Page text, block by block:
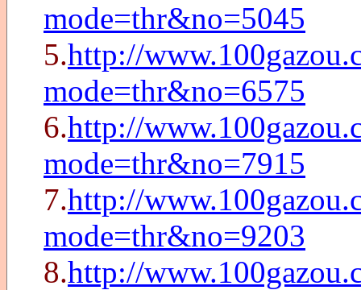
mode=thr&no=5045
5.http://
mode=thr&no=6575
6.http://
mode=thr&no=7915
7.http://
mode=thr&no=9203
8.http://